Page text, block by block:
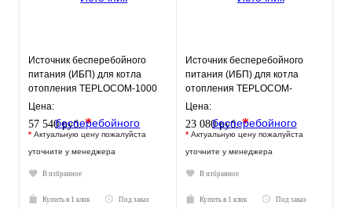
Источник бесперебойного
питания (ИБП) для котла
отопления TEPLOCOM-1000
Цена:
57 540 руб.*
* Актуальную цену пожалуйста
уточните у менеджера
В избранное
Купить в 1 клик Под заказ
Источник бесперебойного
питания (ИБП) для котла
отопления TEPLOCOM-
250+26
Цена:
23 080 руб.*
* Актуальную цену пожалуйста
уточните у менеджера
В избранное
Купить в 1 клик Под заказ